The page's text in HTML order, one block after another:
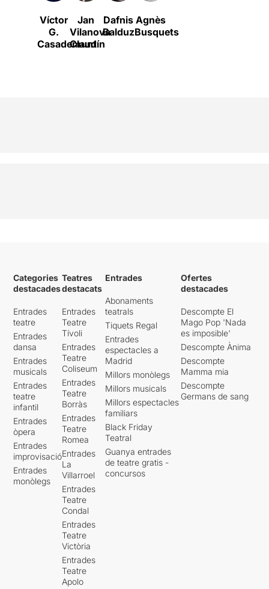
Víctor
G.
Casademunt
Jan
Vilanova
Claudín
Dafnis
Balduz
Agnès
Busquets
Categories
destacades
Entrades
teatre
Entrades
dansa
Entrades
musicals
Entrades
teatre
infantil
Entrades
òpera
Entrades
improvisació
Entrades
monòlegs
Teatres
destacats
Entrades
Teatre
Tívoli
Entrades
Teatre
Coliseum
Entrades
Teatre
Borràs
Entrades
Teatre
Romea
Entrades
La
Villarroel
Entrades
Teatre
Condal
Entrades
Teatre
Victòria
Entrades
Teatre
Apolo
Entrades
Abonaments
teatrals
Tiquets Regal
Entrades
espectacles a
Madrid
Millors monòlegs
Millors musicals
Millors espectacles
familiars
Black Friday
Teatral
Guanya entrades
de teatre gratis -
concursos
Ofertes
destacades
Descompte El
Mago Pop 'Nada
es imposible'
Descompte Ànima
Descompte
Mamma mia
Descompte
Germans de sang